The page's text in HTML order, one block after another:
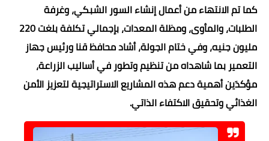
كما تم الانتهاء من أعمال إنشاء السور الشبكي، وغرفة
الطلبات، والمأوى، ومظلة المعدات، بإجمالي تكلفة بلغت 220
مليون جنيه، وفي ختام الجولة، أشاد محافظ قنا ورئيس جهاز
التعمير بما شاهداه من تنظيم وتطور في أساليب الزراعة،
مؤكدَين أهمية دعم هذه المشاريع الاستراتيجية لتعزيز الأمن
الغذائي وتحقيق الاكتفاء الذاتي.